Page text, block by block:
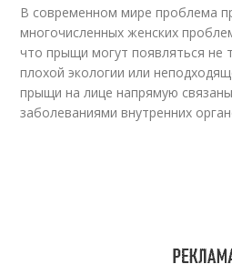
В современном мире проблема
многочисленных женских
что прыщи могут появляться не
плохой экологии или
прыщи на лице напрямую
заболеваниями внутренних